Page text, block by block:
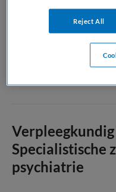
Bekijk website
Vacatures van
Verpleegkundig
Specialistische
psychiatrie
Reject All